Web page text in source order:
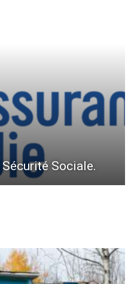
Sociale.